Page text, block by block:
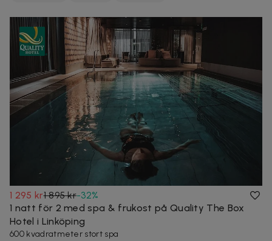
1 295 kr1 895 kr-32%
1 natt för 2 med spa & frukost på Quality The Box
Hotel i Linköping
600 kvadratmeter stort spa